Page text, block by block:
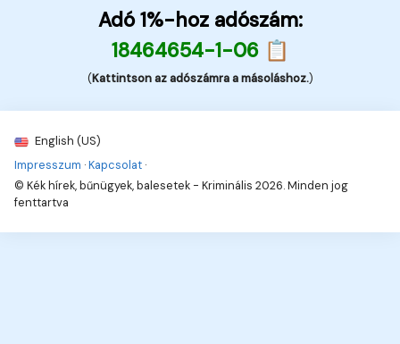
Adó 1%-hoz adószám:
18464654-1-06 📋
(Kattintson az adószámra a másoláshoz.)
English (US)
Impresszum ·Kapcsolat ·
© Kék hírek, bűnügyek, balesetek - Kriminális 2026. Minden jog
fenttartva